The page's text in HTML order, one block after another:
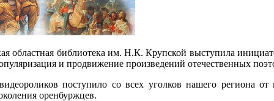
областная библиотека им. Н.К. Крупской выступила
и продвижение произведений отечественных
поступило со всех уголков нашего региона
оренбуржцев.